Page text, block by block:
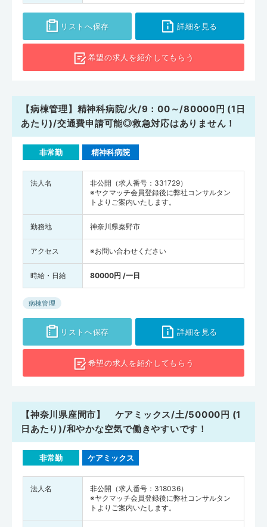
リストへ保存 詳細を見る
希望の求人を紹介してもらう
【病棟管理】精神科病院/火/9：00～/80000円 (1日
あたり)/交通費申請可能◎救急対応はありません！
非常勤 精神科病院
法人名
非公開（求人番号：331729）
※ヤクマッチ会員登録後に弊社コンサルタン
トよりご案内いたします。
勤務地 神奈川県秦野市
アクセス ※お問い合わせください
時給・日給 80000円 /一日
病棟管理
リストへ保存 詳細を見る
希望の求人を紹介してもらう
【神奈川県座間市】 ケアミックス/土/50000円 (1
日あたり)/和やかな空気で働きやすいです！
非常勤 ケアミックス
法人名
非公開（求人番号：318036）
※ヤクマッチ会員登録後に弊社コンサルタン
トよりご案内いたします。